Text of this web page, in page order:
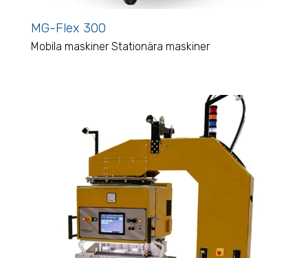
MG-Flex 300
Mobila maskiner Stationära maskiner